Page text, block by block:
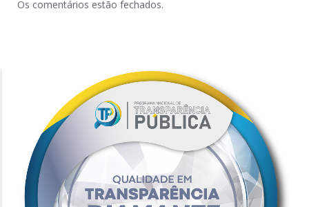
Os comentários estão fechados.